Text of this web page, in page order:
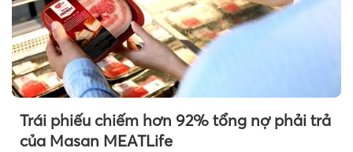
Trái phiếu chiếm hơn 92% tổng nợ phải trả
của Masan MEATLife